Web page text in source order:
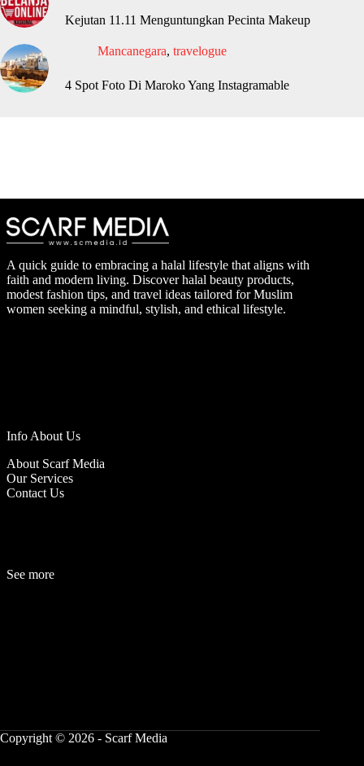
Kejutan 11.11 Menguntungkan Pecinta Makeup
Mancanegara, travelogue
4 Spot Foto Di Maroko Yang Instagramable
A quick guide to embracing a halal lifestyle that aligns with
faith and modern living. Discover halal beauty products,
modest fashion tips, and travel ideas tailored for Muslim
women seeking a mindful, stylish, and ethical lifestyle.
Info About Us
About Scarf Media
Our Services
Contact Us
See more
Copyright © 2026 - Scarf Media